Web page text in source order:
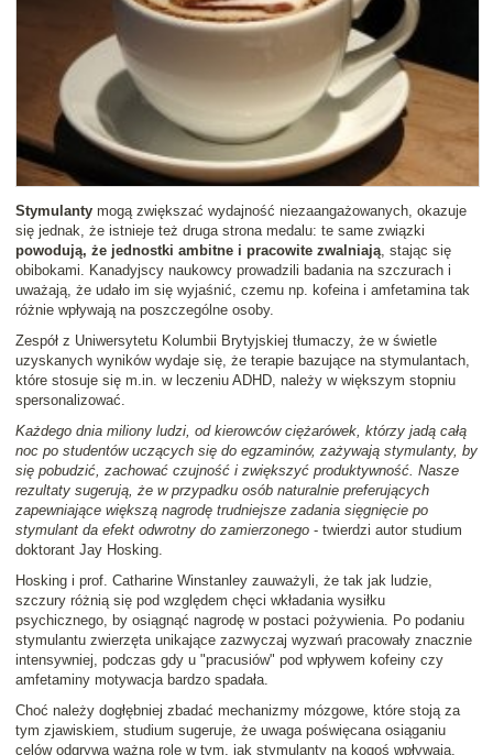
Stymulanty mogą zwiększać wydajność niezaangażowanych, okazuje
się jednak, że istnieje też druga strona medalu: te same związki
powodują, że jednostki ambitne i pracowite zwalniają, stając się
obibokami. Kanadyjscy naukowcy prowadzili badania na szczurach i
uważają, że udało im się wyjaśnić, czemu np. kofeina i amfetamina tak
różnie wpływają na poszczególne osoby.
Zespół z Uniwersytetu Kolumbii Brytyjskiej tłumaczy, że w świetle
uzyskanych wyników wydaje się, że terapie bazujące na stymulantach,
które stosuje się m.in. w leczeniu ADHD, należy w większym stopniu
spersonalizować.
Każdego dnia miliony ludzi, od kierowców ciężarówek, którzy jadą całą
noc po studentów uczących się do egzaminów, zażywają stymulanty, by
się pobudzić, zachować czujność i zwiększyć produktywność. Nasze
rezultaty sugerują, że w przypadku osób naturalnie preferujących
zapewniające większą nagrodę trudniejsze zadania sięgnięcie po
stymulant da efekt odwrotny do zamierzonego - twierdzi autor studium
doktorant Jay Hosking.
Hosking i prof. Catharine Winstanley zauważyli, że tak jak ludzie,
szczury różnią się pod względem chęci wkładania wysiłku
psychicznego, by osiągnąć nagrodę w postaci pożywienia. Po podaniu
stymulantu zwierzęta unikające zazwyczaj wyzwań pracowały znacznie
intensywniej, podczas gdy u "pracusiów" pod wpływem kofeiny czy
amfetaminy motywacja bardzo spadała.
Choć należy dogłębniej zbadać mechanizmy mózgowe, które stoją za
tym zjawiskiem, studium sugeruje, że uwaga poświęcana osiąganiu
celów odgrywa ważną rolę w tym, jak stymulanty na kogoś wpływają.